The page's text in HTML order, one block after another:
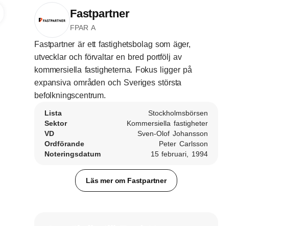
Fastpartner
FPAR A
Fastpartner är ett fastighetsbolag som äger,
utvecklar och förvaltar en bred portfölj av
kommersiella fastigheterna. Fokus ligger på
expansiva områden och Sveriges största
befolkningscentrum.
Lista
Stockholmsbörsen
Sektor
Kommersiella fastigheter
VD
Sven-Olof Johansson
Ordförande
Peter Carlsson
Noteringsdatum
15 februari, 1994
Läs mer om Fastpartner